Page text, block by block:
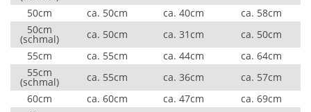
50cm
ca. 50cm ca. 40cm
ca. 58cm
50cm
(schmal) ca. 50cm ca. 31cm
ca. 50cm
55cm
ca. 55cm ca. 44cm
ca. 64cm
55cm
(schmal) ca. 55cm ca. 36cm
ca. 57cm
60cm
ca. 60cm ca. 47cm
ca. 69cm